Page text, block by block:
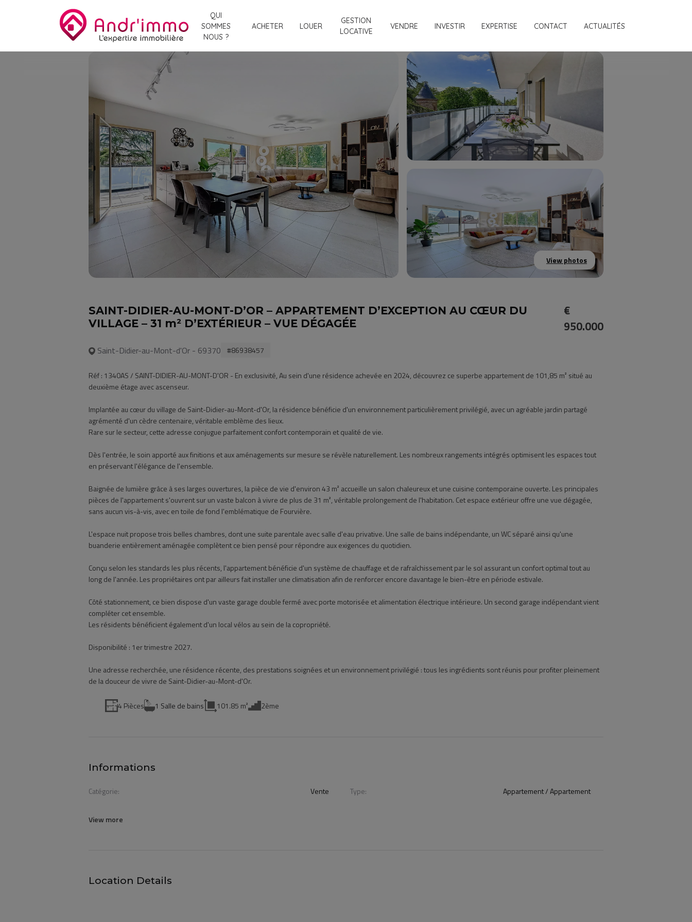
QUI
SOMMES
NOUS ?
ACHETER LOUER
GESTION
LOCATIVE
VENDRE INVESTIR EXPERTISE CONTACT ACTUALITÉS
View photos
SAINT-DIDIER-AU-MONT-D’OR – APPARTEMENT D’EXCEPTION AU CŒUR DU
VILLAGE – 31 m² D’EXTÉRIEUR – VUE DÉGAGÉE
€
950.000
Saint-Didier-au-Mont-d'Or - 69370 #86938457
Réf : 1340AS / SAINT-DIDIER-AU-MONT-D'OR - En exclusivité, Au sein d'une résidence achevée en 2024, découvrez ce superbe appartement de 101,85 m² situé au
deuxième étage avec ascenseur.
Implantée au cœur du village de Saint-Didier-au-Mont-d'Or, la résidence bénéficie d'un environnement particulièrement privilégié, avec un agréable jardin partagé
agrémenté d'un cèdre centenaire, véritable emblème des lieux.
Rare sur le secteur, cette adresse conjugue parfaitement confort contemporain et qualité de vie.
Dès l'entrée, le soin apporté aux finitions et aux aménagements sur mesure se révèle naturellement. Les nombreux rangements intégrés optimisent les espaces tout
en préservant l'élégance de l'ensemble.
Baignée de lumière grâce à ses larges ouvertures, la pièce de vie d'environ 43 m² accueille un salon chaleureux et une cuisine contemporaine ouverte. Les principales
pièces de l'appartement s'ouvrent sur un vaste balcon à vivre de plus de 31 m², véritable prolongement de l'habitation. Cet espace extérieur offre une vue dégagée,
sans aucun vis-à-vis, avec en toile de fond l'emblématique de Fourvière.
L'espace nuit propose trois belles chambres, dont une suite parentale avec salle d'eau privative. Une salle de bains indépendante, un WC séparé ainsi qu'une
buanderie entièrement aménagée complètent ce bien pensé pour répondre aux exigences du quotidien.
Conçu selon les standards les plus récents, l'appartement bénéficie d'un système de chauffage et de rafraîchissement par le sol assurant un confort optimal tout au
long de l'année. Les propriétaires ont par ailleurs fait installer une climatisation afin de renforcer encore davantage le bien-être en période estivale.
Côté stationnement, ce bien dispose d'un vaste garage double fermé avec porte motorisée et alimentation électrique intérieure. Un second garage indépendant vient
compléter cet ensemble.
Les résidents bénéficient également d'un local vélos au sein de la copropriété.
Disponibilité : 1er trimestre 2027.
Une adresse recherchée, une résidence récente, des prestations soignées et un environnement privilégié : tous les ingrédients sont réunis pour profiter pleinement
de la douceur de vivre de Saint-Didier-au-Mont-d'Or.
4 Pièces 1 Salle de bains 101.85 m² 2ème
Informations
Catégorie: Vente Type: Appartement / Appartement
View more
Location Details